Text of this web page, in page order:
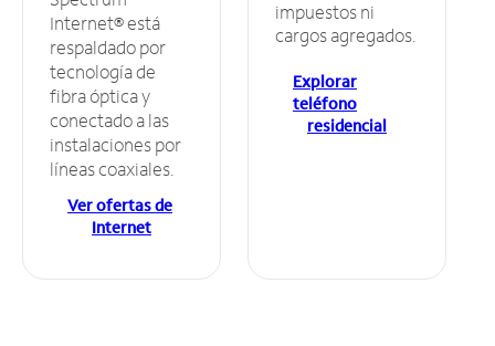
Internet® está
respaldado por
tecnología de
fibra óptica y
conectado a las
instalaciones por
líneas coaxiales.
Ver ofertas de
Internet
impuestos ni
cargos agregados.
Explorar
teléfono
residencial